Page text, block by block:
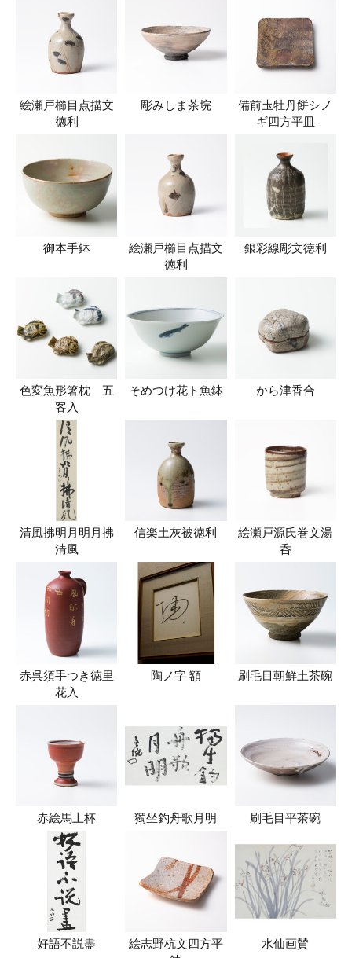
絵瀬戸櫛目点描文
徳利
彫みしま茶垸
備前圡牡丹餅シノ
ギ四方平皿
御本手鉢
絵瀬戸櫛目点描文
徳利
銀彩線彫文徳利
色変魚形箸枕 五
客入
そめつけ花ト魚鉢 から津香合
清風拂明月明月拂
清風
信楽土灰被徳利
絵瀬戸源氏巻文湯
呑
赤呉須手つき徳里
花入
陶ノ字 額 刷毛目朝鮮土茶碗
赤絵馬上杯 獨坐釣舟歌月明 刷毛目平茶碗
好語不説盡
絵志野杭文四方平
水仙画賛